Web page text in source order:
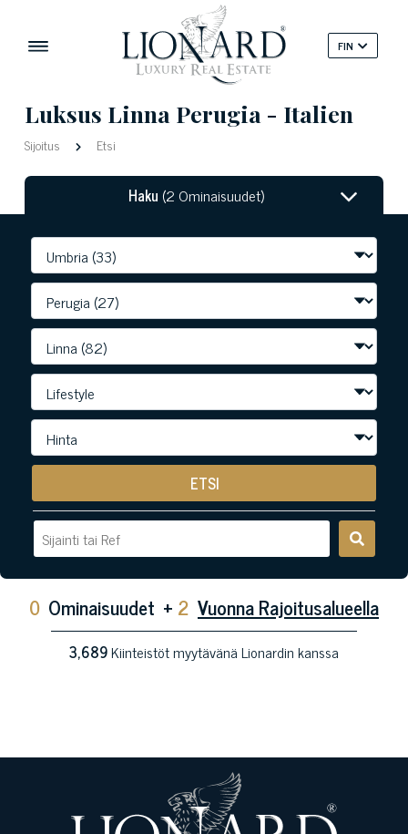
FIN
Luksus Linna Perugia - Italien
Sijoitus Etsi
Haku (2 Ominaisuudet)
ETSI
0 Ominaisuudet + 2 Vuonna Rajoitusalueella
3,689Kiinteistöt myytävänä Lionardin kanssa